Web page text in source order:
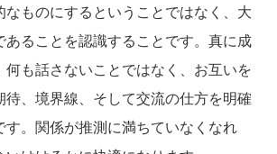
ものにするということではなく、大
あることを認識することです。真に成
も話さないことではなく、お互いを
、境界線、そして交流の仕方を明確
す。関係が推測に満ちていなくなれ